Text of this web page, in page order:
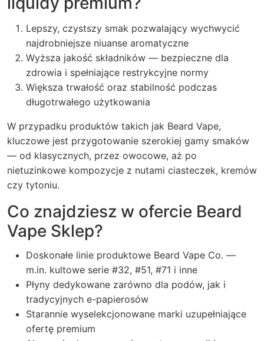
Lepszy, czystszy smak pozwalający wychwycić
najdrobniejsze niuanse aromatyczne
Wyższa jakość składników — bezpieczne dla
zdrowia i spełniające restrykcyjne normy
Większa trwałość oraz stabilność podczas
długotrwałego użytkowania
W przypadku produktów takich jak Beard Vape,
kluczowe jest przygotowanie szerokiej gamy smaków
— od klasycznych, przez owocowe, aż po
nietuzinkowe kompozycje z nutami ciasteczek, kremów
czy tytoniu.
Co znajdziesz w ofercie Beard
Vape Sklep?
Doskonałe linie produktowe Beard Vape Co. —
m.in. kultowe serie #32, #51, #71 i inne
Płyny dedykowane zarówno dla podów, jak i
tradycyjnych e-papierosów
Starannie wyselekcjonowane marki uzupełniające
ofertę premium